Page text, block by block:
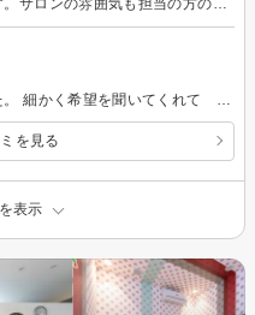
を見る
表示